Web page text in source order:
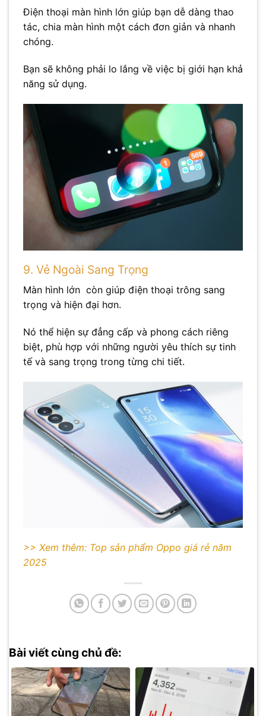
Điện thoại màn hình lớn giúp bạn dễ dàng thao
tác, chia màn hình một cách đơn giản và nhanh
chóng.
Bạn sẽ không phải lo lắng về việc bị giới hạn khả
năng sử dụng.
9. Vẻ Ngoài Sang Trọng
Màn hình lớn còn giúp điện thoại trông sang
trọng và hiện đại hơn.
Nó thể hiện sự đẳng cấp và phong cách riêng
biệt, phù hợp với những người yêu thích sự tinh
tế và sang trọng trong từng chi tiết.
>> Xem thêm: Top sản phẩm Oppo giá rẻ năm
2025
Bài viết cùng chủ đề: